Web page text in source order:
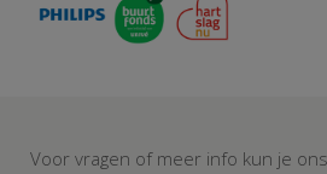
Voor vragen of meer info kun je